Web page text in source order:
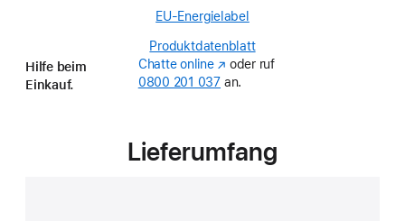
EU-Energielabel
Produktdatenblatt(Opens
in
Hilfe beim
Einkauf.
Chatte online(Öffnet
ein
oder ruf
0800 201 037 an.
Lieferumfang